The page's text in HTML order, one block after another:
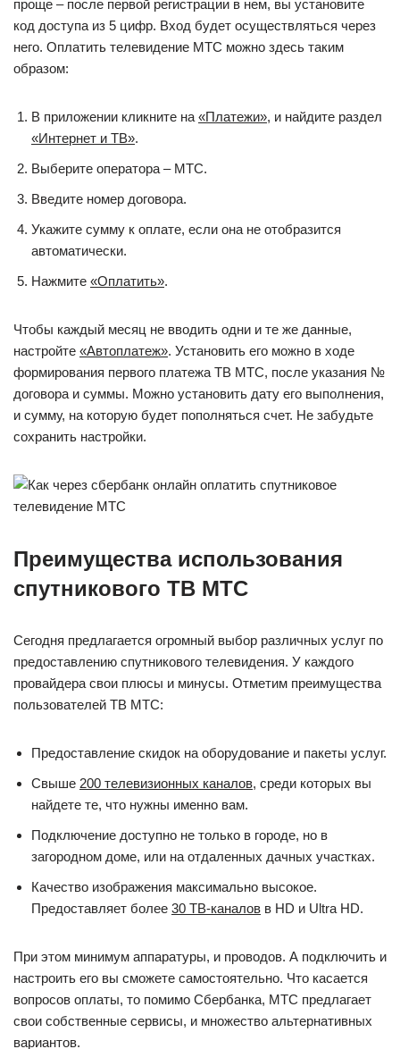
проще – после первой регистрации в нем, вы установите
код доступа из 5 цифр. Вход будет осуществляться через
него. Оплатить телевидение МТС можно здесь таким
образом:
В приложении кликните на «Платежи», и найдите раздел
«Интернет и ТВ».
Выберите оператора – МТС.
Введите номер договора.
Укажите сумму к оплате, если она не отобразится
автоматически.
Нажмите «Оплатить».
Чтобы каждый месяц не вводить одни и те же данные,
настройте «Автоплатеж». Установить его можно в ходе
формирования первого платежа ТВ МТС, после указания №
договора и суммы. Можно установить дату его выполнения,
и сумму, на которую будет пополняться счет. Не забудьте
сохранить настройки.
Преимущества использования
спутникового ТВ МТС
Сегодня предлагается огромный выбор различных услуг по
предоставлению спутникового телевидения. У каждого
провайдера свои плюсы и минусы. Отметим преимущества
пользователей ТВ МТС:
Предоставление скидок на оборудование и пакеты услуг.
Свыше 200 телевизионных каналов, среди которых вы
найдете те, что нужны именно вам.
Подключение доступно не только в городе, но в
загородном доме, или на отдаленных дачных участках.
Качество изображения максимально высокое.
Предоставляет более 30 ТВ-каналов в HD и Ultra HD.
При этом минимум аппаратуры, и проводов. А подключить и
настроить его вы сможете самостоятельно. Что касается
вопросов оплаты, то помимо Сбербанка, МТС предлагает
свои собственные сервисы, и множество альтернативных
вариантов.